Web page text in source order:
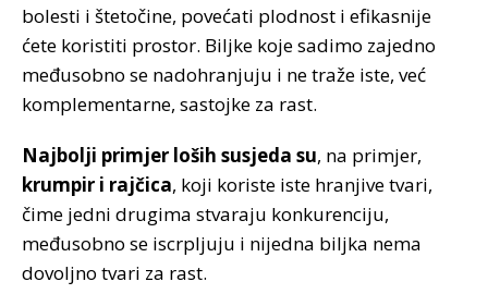
bolesti i štetočine, povećati plodnost i efikasnije
ćete koristiti prostor. Biljke koje sadimo zajedno
međusobno se nadohranjuju i ne traže iste, već
komplementarne, sastojke za rast.
Najbolji primjer loših susjeda su, na primjer,
krumpir i rajčica, koji koriste iste hranjive tvari,
čime jedni drugima stvaraju konkurenciju,
međusobno se iscrpljuju i nijedna biljka nema
dovoljno tvari za rast.